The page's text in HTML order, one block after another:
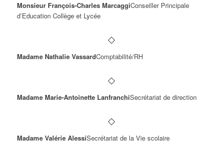
Monsieur François-Charles MarcaggiConseiller Principale
d’Education Collège et Lycée
Madame Nathalie VassardComptabilité/RH
Madame Marie-Antoinette LanfranchiSecrétariat de direction
Madame Valérie AlessiSecrétariat de la Vie scolaire